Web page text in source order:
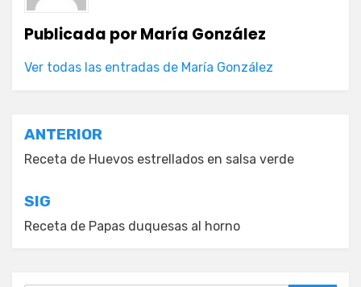
Publicada porMaría González
Ver todas las entradas de María González
Navegación
de
entradas
ANTERIOR
Receta de Huevos estrellados en salsa verde
SIG
Receta de Papas duquesas al horno